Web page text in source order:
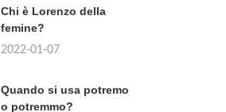
Chi è Lorenzo della
femine?
2022-01-07
Quando si usa potremo
o potremmo?